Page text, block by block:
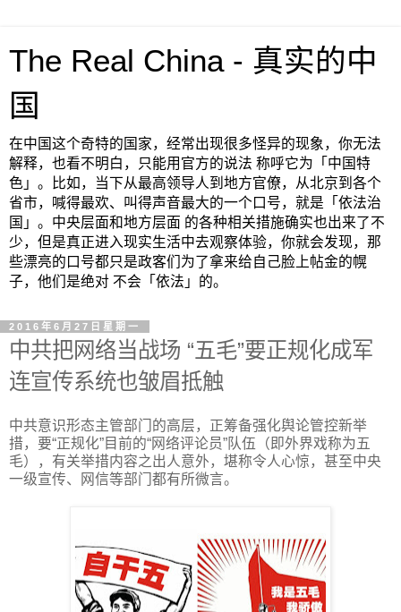
The Real China - 真实的中
国
在中国这个奇特的国家，经常出现很多怪异的现象，你无法
解释，也看不明白，只能用官方的说法 称呼它为「中国特
色」。比如，当下从最高领导人到地方官僚，从北京到各个
省市，喊得最欢、叫得声音最大的一个口号，就是「依法治
国」。中央层面和地方层面 的各种相关措施确实也出来了不
少，但是真正进入现实生活中去观察体验，你就会发现，那
些漂亮的口号都只是政客们为了拿来给自己脸上帖金的幌
子，他们是绝对 不会「依法」的。
2016年6月27日星期一
中共把网络当战场 “五毛”要正规化成军
连宣传系统也皱眉抵触
中共意识形态主管部门的高层，正筹备强化舆论管控新举
措，要“正规化”目前的“网络评论员”队伍（即外界戏称为五
毛），有关举措内容之出人意外，堪称令人心惊，甚至中央
一级宣传、网信等部门都有所微言。